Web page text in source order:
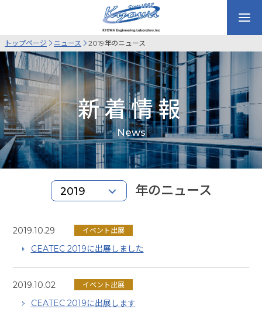
トップページ ニュース 2019年のニュース
新着情報
News
年のニュース
2019.10.29 イベント出展
CEATEC 2019に出展しました
2019.10.02 イベント出展
CEATEC 2019に出展します